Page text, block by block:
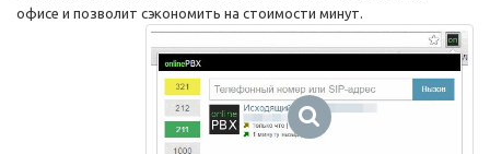
офисе и позволит сэкономить на стоимости минут.